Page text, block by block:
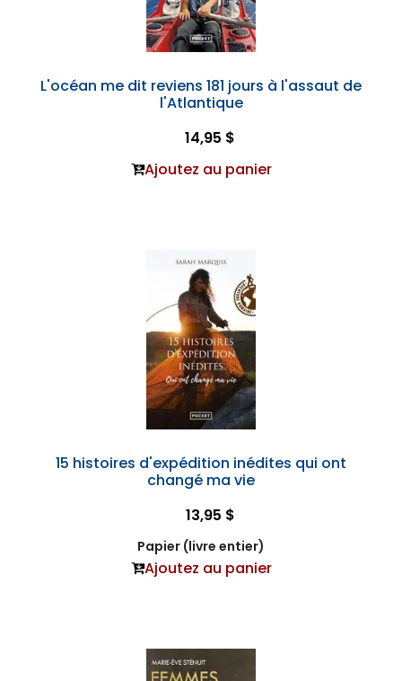
L'océan me dit reviens 181 jours à l'assaut de
l'Atlantique
14,95 $
Ajoutez au panier
15 histoires d'expédition inédites qui ont
changé ma vie
13,95 $
Papier (livre entier)
Ajoutez au panier